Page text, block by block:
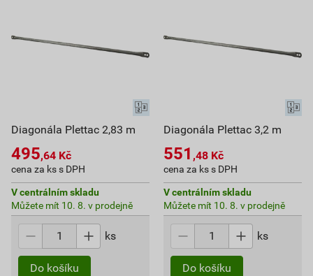
Diagonála Plettac 2,83 m
495,64 Kč
cena za ks s DPH
V centrálním skladu
Můžete mít 10. 8. v prodejně
ks
Do košíku
Diagonála Plettac 3,2 m
551 ,48 Kč
cena za ks s DPH
V centrálním skladu
Můžete mít 10. 8. v prodejně
ks
Do košíku